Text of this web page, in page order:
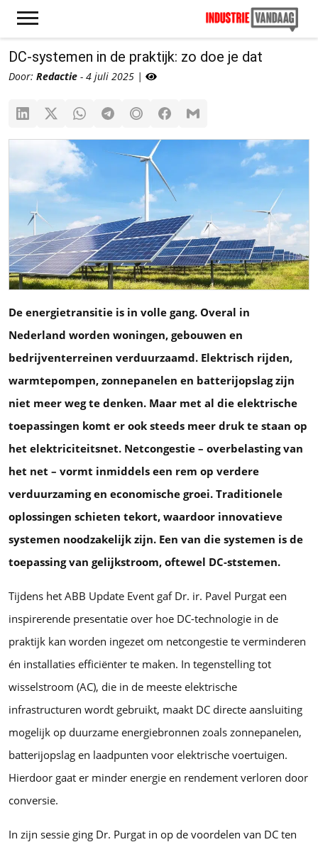
DC-systemen in de praktijk: zo doe je dat
Door: Redactie - 4 juli 2025 |
De energietransitie is in volle gang. Overal in
Nederland worden woningen, gebouwen en
bedrijventerreinen verduurzaamd. Elektrisch rijden,
warmtepompen, zonnepanelen en batterijopslag zijn
niet meer weg te denken. Maar met al die elektrische
toepassingen komt er ook steeds meer druk te staan op
het elektriciteitsnet. Netcongestie – overbelasting van
het net – vormt inmiddels een rem op verdere
verduurzaming en economische groei. Traditionele
oplossingen schieten tekort, waardoor innovatieve
systemen noodzakelijk zijn. Een van die systemen is de
toepassing van gelijkstroom, oftewel DC-ststemen.
Tijdens het ABB Update Event gaf Dr. ir. Pavel Purgat een
inspirerende presentatie over hoe DC-technologie in de
praktijk kan worden ingezet om netcongestie te verminderen
én installaties efficiënter te maken. In tegenstelling tot
wisselstroom (AC), die in de meeste elektrische
infrastructuren wordt gebruikt, maakt DC directe aansluiting
mogelijk op duurzame energiebronnen zoals zonnepanelen,
batterijopslag en laadpunten voor elektrische voertuigen.
Hierdoor gaat er minder energie en rendement verloren door
conversie.
In zijn sessie ging Dr. Purgat in op de voordelen van DC ten